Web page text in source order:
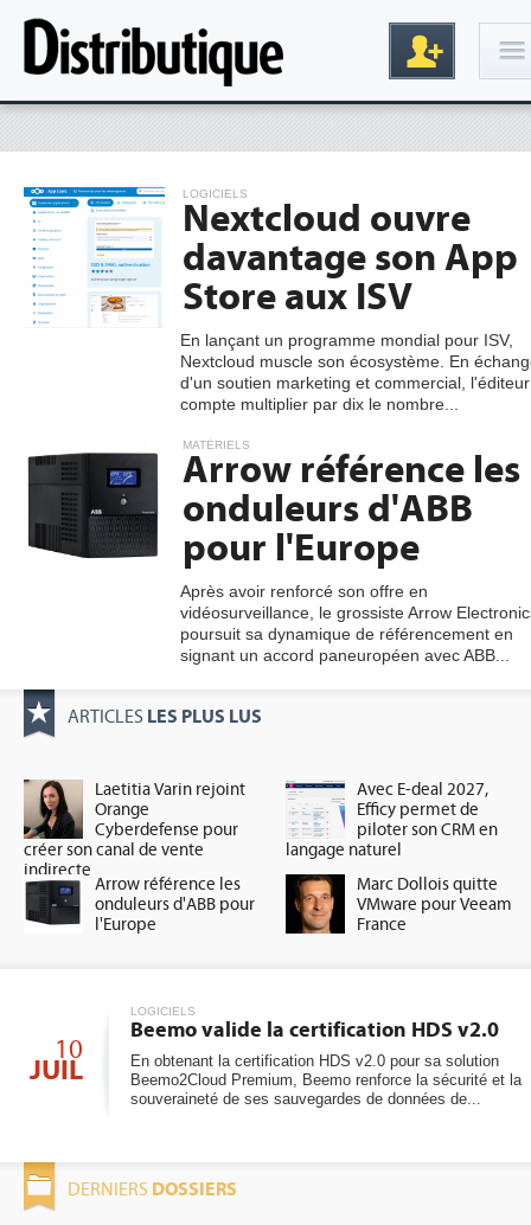
Inscription
gratuite
LOGICIELS
Nextcloud ouvre
davantage son App
Store aux ISV
En lançant un programme mondial pour ISV,
Nextcloud muscle son écosystème. En
d'un soutien marketing et commercial, l'éditeur
compte multiplier par dix le nombre...
MATÉRIELS
Arrow référence les
onduleurs d'ABB
pour l'Europe
Après avoir renforcé son offre en
vidéosurveillance, le grossiste Arrow
poursuit sa dynamique de référencement en
signant un accord paneuropéen avec ABB...
ARTICLES LES PLUS LUS
Laetitia Varin rejoint
Orange
Cyberdefense pour
créer son canal de vente
indirecte
Avec E-deal 2027,
Efficy permet de
piloter son CRM en
langage naturel
Arrow référence les
onduleurs d'ABB pour
l'Europe
Marc Dollois quitte
VMware pour Veeam
France
10
JUIL
LOGICIELS
Beemo valide la certification HDS v2.0
En obtenant la certification HDS v2.0 pour sa solution
Beemo2Cloud Premium, Beemo renforce la sécurité et la
souveraineté de ses sauvegardes de données de...
DERNIERS DOSSIERS